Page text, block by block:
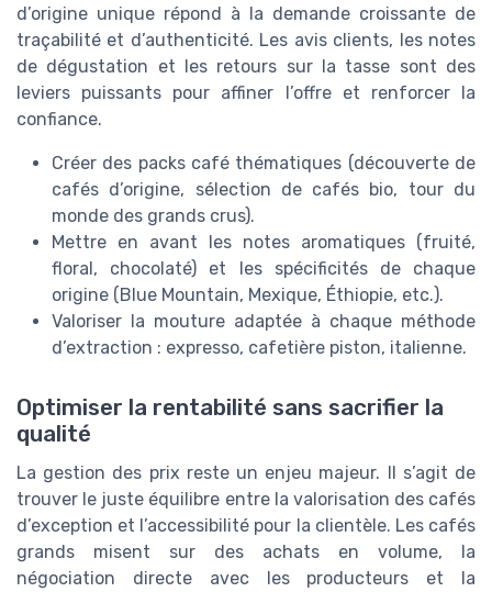
d’origine unique répond à la demande croissante de
traçabilité et d’authenticité. Les avis clients, les notes
de dégustation et les retours sur la tasse sont des
leviers puissants pour affiner l’offre et renforcer la
confiance.
Créer des packs café thématiques (découverte de
cafés d’origine, sélection de cafés bio, tour du
monde des grands crus).
Mettre en avant les notes aromatiques (fruité,
floral, chocolaté) et les spécificités de chaque
origine (Blue Mountain, Mexique, Éthiopie, etc.).
Valoriser la mouture adaptée à chaque méthode
d’extraction : expresso, cafetière piston, italienne.
Optimiser la rentabilité sans sacrifier la
qualité
La gestion des prix reste un enjeu majeur. Il s’agit de
trouver le juste équilibre entre la valorisation des cafés
d’exception et l’accessibilité pour la clientèle. Les cafés
grands misent sur des achats en volume, la
négociation directe avec les producteurs et la